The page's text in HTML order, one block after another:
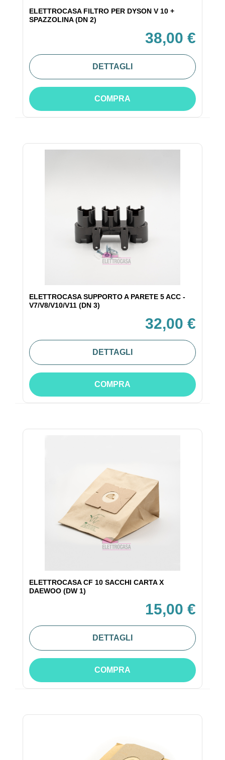
ELETTROCASA FILTRO PER DYSON V 10 +
SPAZZOLINA (DN 2)
38,00 €
DETTAGLI
COMPRA
ELETTROCASA SUPPORTO A PARETE 5 ACC -
V7/V8/V10/V11 (DN 3)
32,00 €
DETTAGLI
COMPRA
ELETTROCASA CF 10 SACCHI CARTA X
DAEWOO (DW 1)
15,00 €
DETTAGLI
COMPRA